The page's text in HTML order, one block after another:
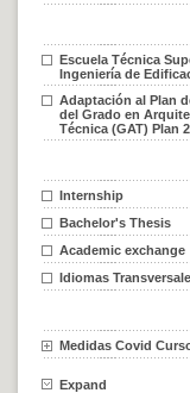
Escuela Técnica
Ingeniería de
Adaptación al Plan
del Grado en
Técnica (GAT) Plan
Internship
Bachelor's Thesis
Academic exchange
Idiomas
Medidas Covid
Expand